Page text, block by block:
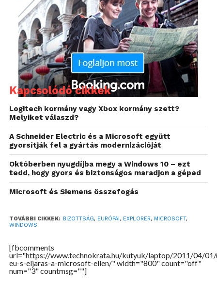
Kapcsolódó cikkek
Logitech kormány vagy Xbox kormány szett?
Melyiket válaszd?
A Schneider Electric és a Microsoft együtt
gyorsítják fel a gyártás modernizációját
Októberben nyugdíjba megy a Windows 10 – ezt
tedd, hogy gyors és biztonságos maradjon a géped
Microsoft és Siemens összefogás
TOVÁBBI CIKKEK: BIZOTTSÁG, EURÓPAI , EXPLORER, MICROSOFT,
WINDOWS
[fbcomments
url="https://www.technokrata.hu/kutyuk/laptop/2011/04/
eu-s-eljaras-a-microsoft-ellen/" width="800" count="off"
num="3" countmsg=""]